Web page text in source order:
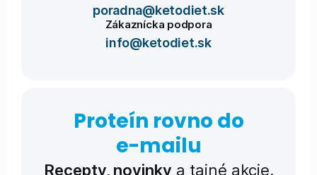
poradna@ketodiet.sk
Zákaznícka podpora
info@ketodiet.sk
Proteín rovno do
e-⁠mailu
Recepty, novinky a tajné akcie.